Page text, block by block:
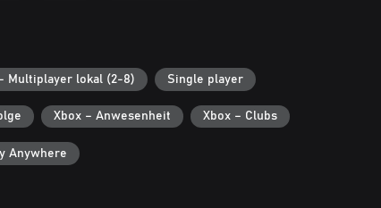
Multiplayer lokal (2-8) Single player
Xbox – Anwesenheit Xbox – Clubs
Anywhere